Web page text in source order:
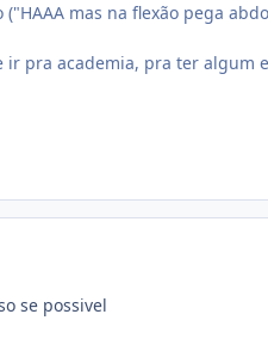
mas na flexão pega
ir pra academia, pra ter algum
se possivel